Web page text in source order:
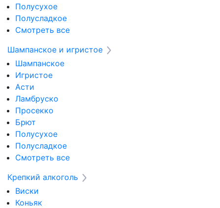
Полусухое
Полусладкое
Смотреть все
Шампанское и игристое
Шампанское
Игристое
Асти
Ламбруско
Просекко
Брют
Полусухое
Полусладкое
Смотреть все
Крепкий алкоголь
Виски
Коньяк